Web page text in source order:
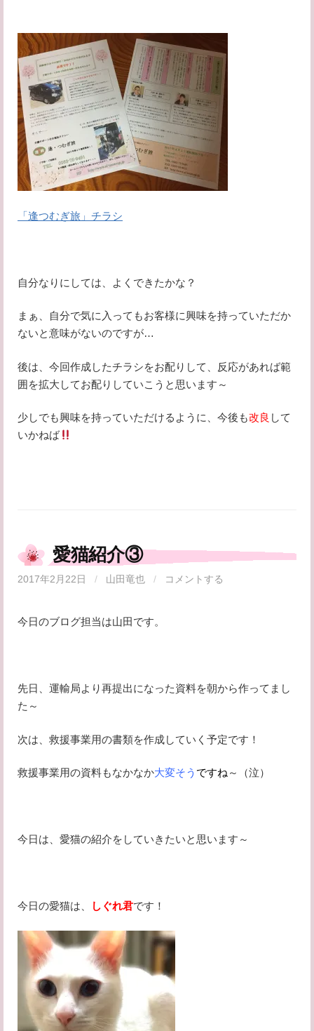
「逢つむぎ旅」チラシ
自分なりにしては、よくできたかな？
まぁ、自分で気に入ってもお客様に興味を持っていただか
ないと意味がないのですが…
後は、今回作成したチラシをお配りして、反応があれば範
囲を拡大してお配りしていこうと思います～
少しでも興味を持っていただけるように、今後も改良 して
いかねば
愛猫紹介③
2017年2月22日 / 山田竜也 / コメントする
今日のブログ担当は山田です。
先日、運輸局より再提出になった資料を朝から作ってまし
た～
次は、救援事業用の書類を作成していく予定です！
救援事業用の資料もなかなか大変そう ですね ～（泣）
今日は、愛猫の紹介をしていきたいと思います～
今日の愛猫は、 しぐれ君です！